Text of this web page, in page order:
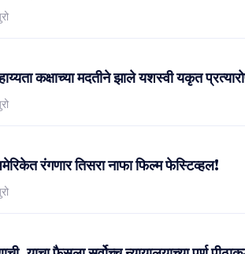
कक्षाच्या मदतीने झाले यशस्वी यकृत
रंगणार तिसरा नाफा फिल्म फेस्टिव्हल!